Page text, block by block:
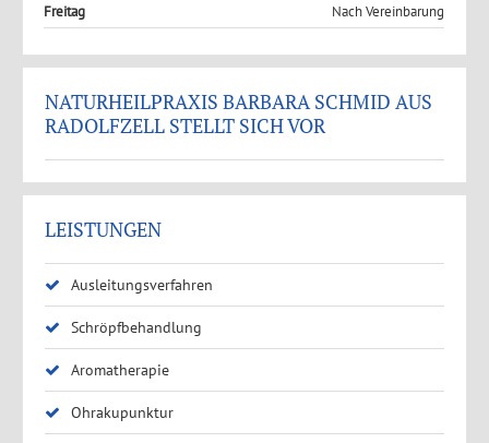
Freitag
Nach Vereinbarung
NATURHEILPRAXIS BARBARA SCHMID AUS
RADOLFZELL STELLT SICH VOR
LEISTUNGEN
Ausleitungsverfahren
Schröpfbehandlung
Aromatherapie
Ohrakupunktur